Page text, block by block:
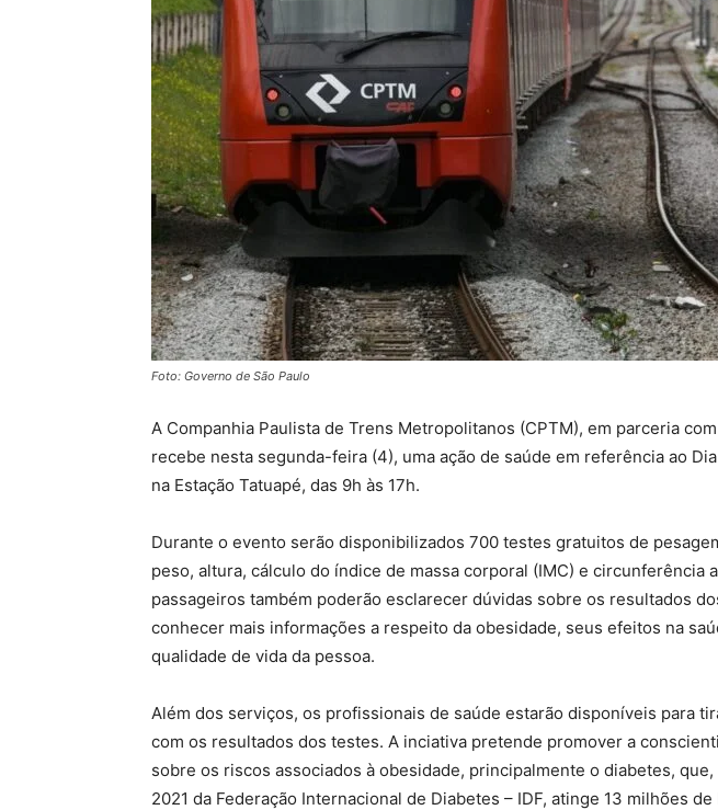
Foto: Governo de São Paulo
A Companhia Paulista de Trens Metropolitanos (CPTM), em parceria
recebe nesta segunda-feira (4), uma ação de saúde em referência ao
na Estação Tatuapé, das 9h às 17h.
Durante o evento serão disponibilizados 700 testes gratuitos de
peso, altura, cálculo do índice de massa corporal (IMC) e circunferência
passageiros também poderão esclarecer dúvidas sobre os resultados
conhecer mais informações a respeito da obesidade, seus efeitos na
qualidade de vida da pessoa.
Além dos serviços, os profissionais de saúde estarão disponíveis para
com os resultados dos testes. A inciativa pretende promover a
sobre os riscos associados à obesidade, principalmente o diabetes,
2021 da Federação Internacional de Diabetes – IDF, atinge 13 milhões